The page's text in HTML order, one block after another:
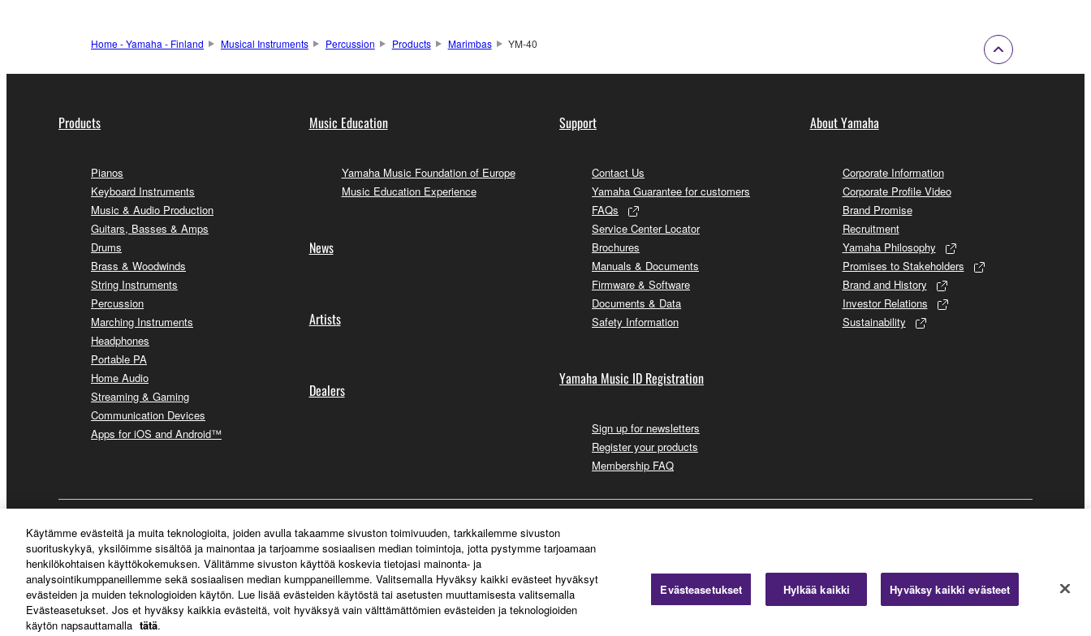
Home - Yamaha - Finland Musical Instruments Percussion Products Marimbas YM-40
Products
Pianos
Keyboard Instruments
Music & Audio Production
Guitars, Basses & Amps
Drums
Brass & Woodwinds
String Instruments
Percussion
Marching Instruments
Headphones
Portable PA
Home Audio
Streaming & Gaming
Communication Devices
Apps for iOS and Android™
Music Education
Yamaha Music Foundation of Europe
Music Education Experience
News
Artists
Dealers
Support
Contact Us
Yamaha Guarantee for customers
FAQs
Service Center Locator
Brochures
Manuals & Documents
Firmware & Software
Documents & Data
Safety Information
Yamaha Music ID Registration
Sign up for newsletters
Register your products
Membership FAQ
About Yamaha
Corporate Information
Corporate Profile Video
Brand Promise
Recruitment
Yamaha Philosophy
Promises to Stakeholders
Brand and History
Investor Relations
Sustainability
Käytämme evästeitä ja muita teknologioita, joiden avulla takaamme sivuston toimivuuden, tarkkailemme sivuston
suorituskykyä, yksilöimme sisältöä ja mainontaa ja tarjoamme sosiaalisen median toimintoja, jotta pystymme tarjoamaan
henkilökohtaisen käyttökokemuksen. Välitämme sivuston käyttöä koskevia tietojasi mainonta- ja
analysointikumppaneillemme sekä sosiaalisen median kumppaneillemme. Valitsemalla Hyväksy kaikki evästeet hyväksyt
evästeiden ja muiden teknologioiden käytön. Lue lisää evästeiden käytöstä tai asetusten muuttamisesta valitsemalla
Evästeasetukset. Jos et hyväksy kaikkia evästeitä, voit hyväksyä vain välttämättömien evästeiden ja teknologioiden
käytön napsauttamalla tätä.
Evästeasetukset Hylkää kaikki Hyväksy kaikki evästeet